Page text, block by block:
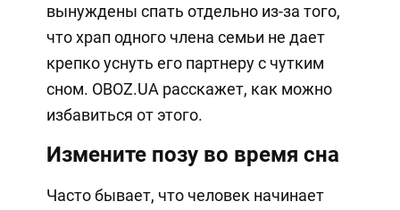
вынуждены спать отдельно из-за того,
что храп одного члена семьи не дает
крепко уснуть его партнеру с чутким
сном. OBOZ.UA расскажет, как можно
избавиться от этого.
Измените позу во время сна
Часто бывает, что человек начинает